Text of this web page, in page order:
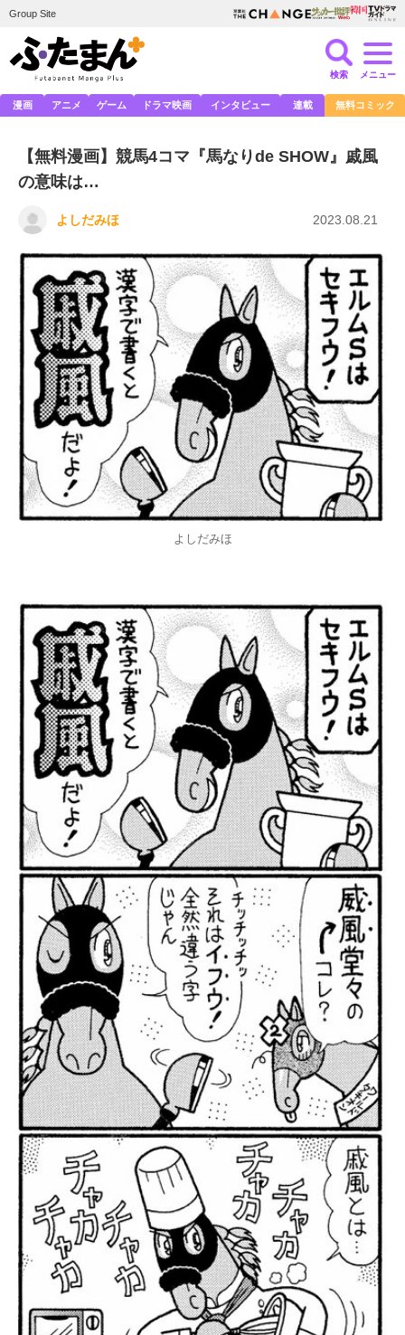
Group Site
検索 メニュー
漫画 アニメ ゲーム ドラマ映画 インタビュー 連載 無料コミック
【無料漫画】競馬4コマ『馬なりde SHOW』戚風
の意味は…
よしだみほ 2023.08.21
よしだみほ